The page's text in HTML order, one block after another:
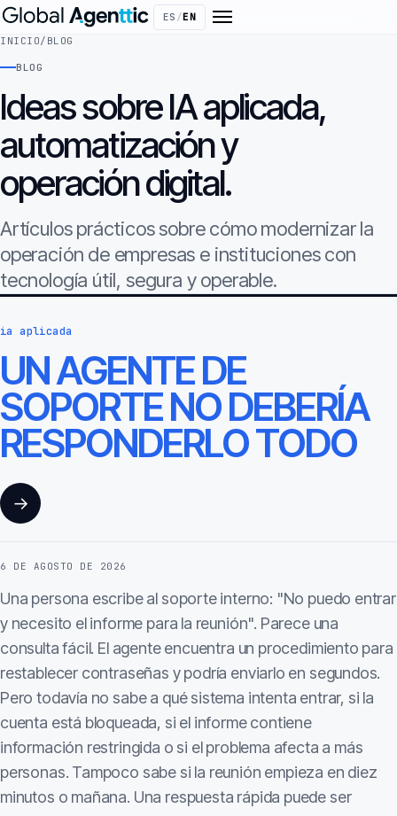
ES /EN
INICIO/ BLOG
BLOG
Ideas sobre IA aplicada,
automatización y
operación digital.
Artículos prácticos sobre cómo modernizar la
operación de empresas e instituciones con
tecnología útil, segura y operable.
ia aplicada
UN AGENTE DE
SOPORTE NO DEBERÍA
RESPONDERLO TODO
→
6 DE AGOSTO DE 2026
Una persona escribe al soporte interno: "No puedo entrar
y necesito el informe para la reunión". Parece una
consulta fácil. El agente encuentra un procedimiento para
restablecer contraseñas y podría enviarlo en segundos.
Pero todavía no sabe a qué sistema intenta entrar, si la
cuenta está bloqueada, si el informe contiene
información restringida o si el problema afecta a más
personas. Tampoco sabe si la reunión empieza en diez
minutos o mañana. Una respuesta rápida puede ser